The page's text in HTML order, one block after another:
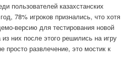
пользователей казахстанских
78% игроков признались, что хотя
версию для тестирования новой
них после этого решились на игру
просто развлечение, это мостик к